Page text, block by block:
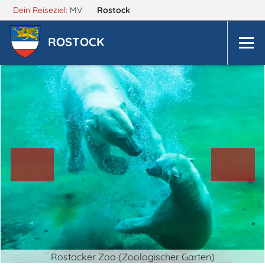
Dein Reiseziel: MV Rostock
ROSTOCK
Rostocker Zoo (Zoologischer Garten)